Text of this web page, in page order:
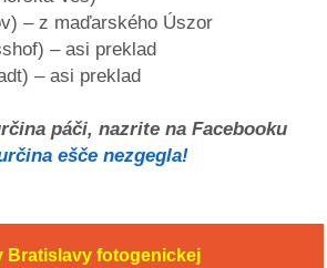
– z maďarského Úszor
– asi preklad
– asi preklad
páči, nazrite na Facebooku
ešče nezgegla!
Bratislavy fotogenickej